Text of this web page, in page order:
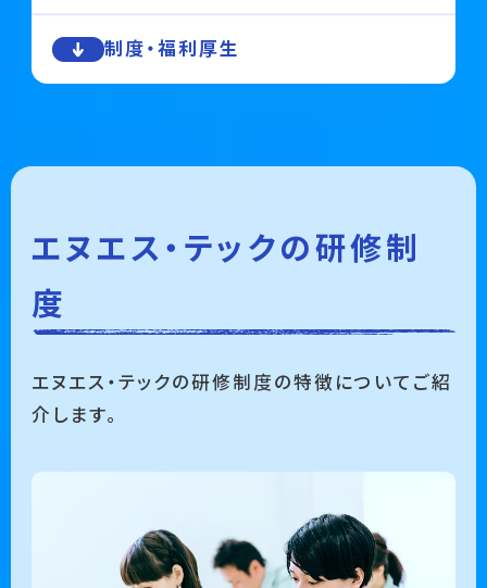
制度・福利厚生
エヌエス・テックの研修制
度
エヌエス・テックの研修制度の特徴についてご紹
介します。